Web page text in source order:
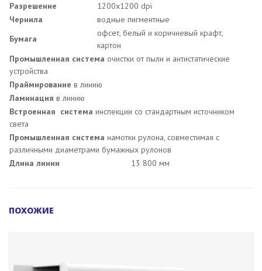
Разрешение
1200х1200 dpi
Чернила
водные пигментные
Бумага
офсет, белый и коричневый крафт,
картон
Промышленная система очистки от пыли и антистатические
устройства
Праймирование в линию
Ламинация в линию
Встроенная система инспекции со стандартным источником
света
Промышленная система намотки рулона, совместимая с
различными диаметрами бумажных рулонов
Длина линии
13 800 мм
ПОХОЖИЕ